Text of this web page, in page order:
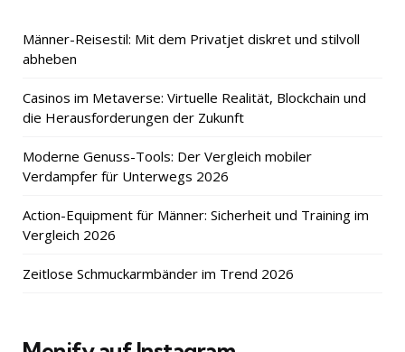
Männer-Reisestil: Mit dem Privatjet diskret und stilvoll
abheben
Casinos im Metaverse: Virtuelle Realität, Blockchain und
die Herausforderungen der Zukunft
Moderne Genuss-Tools: Der Vergleich mobiler
Verdampfer für Unterwegs 2026
Action-Equipment für Männer: Sicherheit und Training im
Vergleich 2026
Zeitlose Schmuckarmbänder im Trend 2026